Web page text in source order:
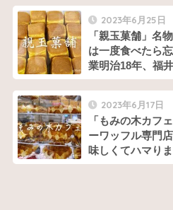
2023年6月25日
「親玉菓舗」名
は一度食べたら
業明治18年、福
2023年6月17日
「もみの木カフ
ーワッフル専門
味しくてハマり